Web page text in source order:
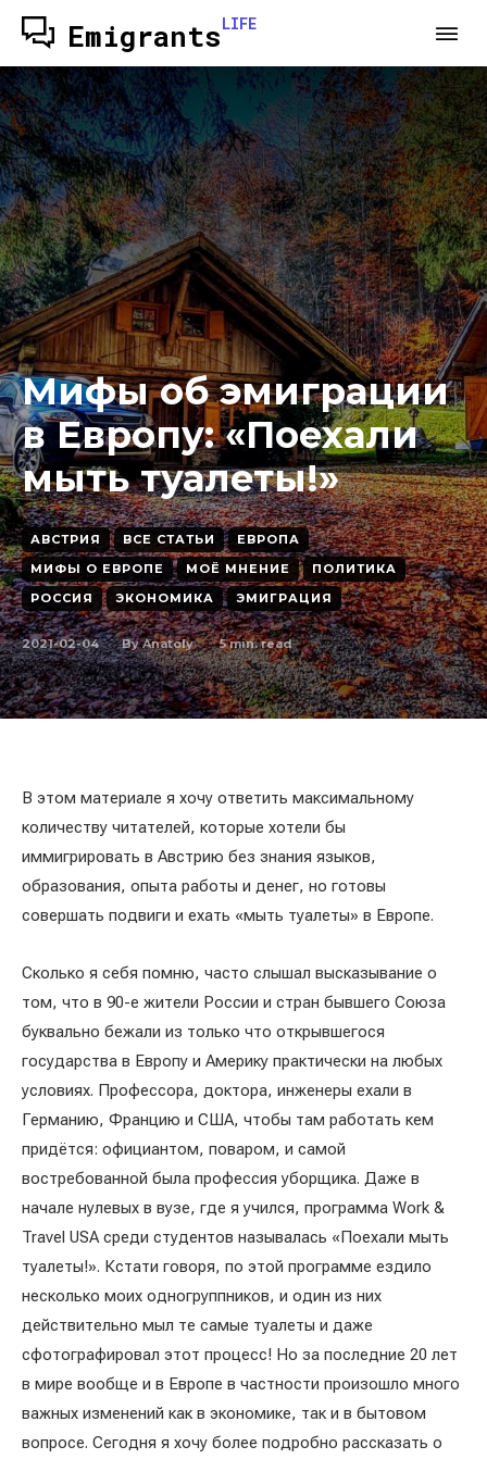
EmigrantsLIFE
Мифы об эмиграции
в Европу: «Поехали
мыть туалеты!»
АВСТРИЯ ВСЕ СТАТЬИ
ЕВРОПА
МИФЫ О ЕВРОПЕ
МОЁ МНЕНИЕ
ПОЛИТИКА
РОССИЯ
ЭКОНОМИКА ЭМИГРАЦИЯ
2021-02-04 By Anatoly 5min. read
В этом материале я хочу ответить максимальному
количеству читателей, которые хотели бы
иммигрировать в Австрию без знания языков,
образования, опыта работы и денег, но готовы
совершать подвиги и ехать «мыть туалеты» в Европе.
Сколько я себя помню, часто слышал высказывание о
том, что в 90-е жители России и стран бывшего Союза
буквально бежали из только что открывшегося
государства в Европу и Америку практически на любых
условиях. Профессора, доктора, инженеры ехали в
Германию, Францию и США, чтобы там работать кем
придётся: официантом, поваром, и самой
востребованной была профессия уборщика. Даже в
начале нулевых в вузе, где я учился, программа Work &
Travel USA среди студентов называлась «Поехали мыть
туалеты!». Кстати говоря, по этой программе ездило
несколько моих одногруппников, и один из них
действительно мыл те самые туалеты и даже
сфотографировал этот процесс! Но за последние 20 лет
в мире вообще и в Европе в частности произошло много
важных изменений как в экономике, так и в бытовом
вопросе. Сегодня я хочу более подробно рассказать о